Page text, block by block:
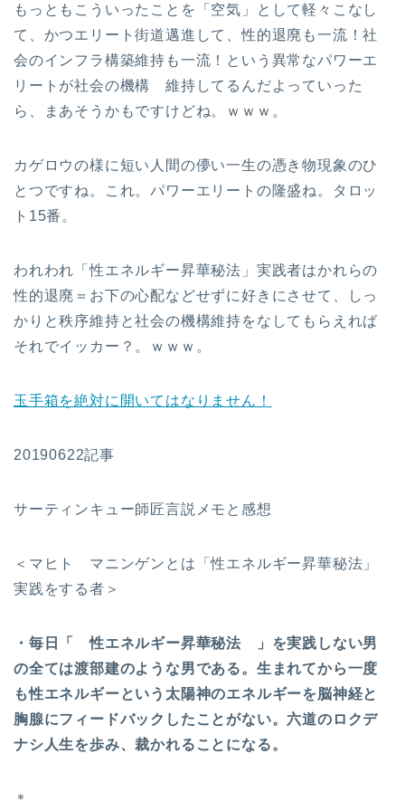
もっともこういったことを「空気」として軽々こなし
て、かつエリート街道邁進して、性的退廃も一流！社
会のインフラ構築維持も一流！という異常なパワーエ
リートが社会の機構 維持してるんだよっていった
ら、まあそうかもですけどね。ｗｗｗ。
カゲロウの様に短い人間の儚い一生の憑き物現象のひ
とつですね。これ。パワーエリートの隆盛ね。タロッ
ト15番。
われわれ「性エネルギー昇華秘法」実践者はかれらの
性的退廃＝お下の心配などせずに好きにさせて、しっ
かりと秩序維持と社会の機構維持をなしてもらえれば
それでイッカー？。ｗｗｗ。
玉手箱を絶対に開いてはなりません！
20190622記事
サーティンキュー師匠言説メモと感想
＜マヒト マニンゲンとは「性エネルギー昇華秘法」
実践をする者＞
・毎日「 性エネルギー昇華秘法 」を実践しない男
の全ては渡部建のような男である。生まれてから一度
も性エネルギーという太陽神のエネルギーを脳神経と
胸腺にフィードバックしたことがない。六道のロクデ
ナシ人生を歩み、裁かれることになる。
＊